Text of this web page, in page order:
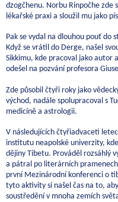
dzogčhenu. Norbu Rinpočhe zde
lékařské praxi a sloužil mu jako
Pak se vydal na dlouhou pouť do
Když se vrátil do Derge, našel
Sikkimu, kde pracoval jako autor
odešel na pozvání profesora
Zde působil čtyři roky jako
východ, nadále spolupracoval s
medicíně a astrologii.
V následujících čtyřiadvaceti
institutu neapolské univerzity,
dějiny Tibetu. Prováděl rozsáhlý
a pátral po literárních
první Mezinárodní konferenci o
tyto aktivity si našel čas na to,
soustředění v mnoha zemích